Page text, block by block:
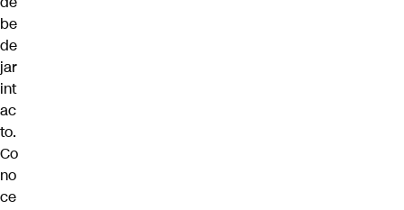
be
de
jar
int
ac
to.
Co
no
ce